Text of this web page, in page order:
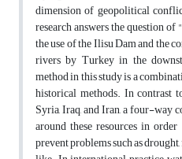
dimension of geopolitical
research answers the question
the use of the Ilisu Dam and the
rivers by Turkey in the
method in this study is a
historical methods. In contrast
Syria, Iraq, and Iran, a four-way
around these resources in
prevent problems such as